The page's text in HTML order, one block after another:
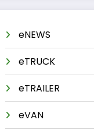
eNEWS
eTRUCK
eTRAILER
eVAN